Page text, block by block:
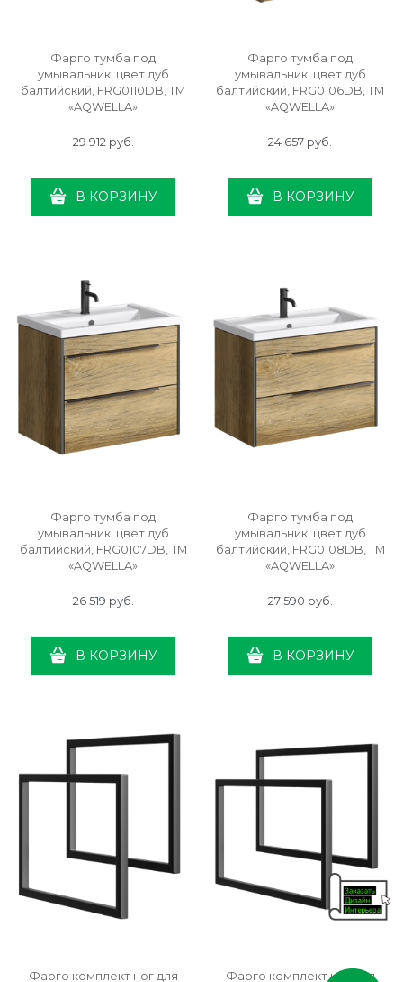
Фарго тумба под
умывальник, цвет дуб
балтийский, FRG0110DB, ТМ
«AQWELLA»
29 912 руб.
В КОРЗИНУ
Фарго тумба под
умывальник, цвет дуб
балтийский, FRG0106DB, ТМ
«AQWELLA»
24 657 руб.
В КОРЗИНУ
Фарго тумба под
умывальник, цвет дуб
балтийский, FRG0107DB, ТМ
«AQWELLA»
26 519 руб.
В КОРЗИНУ
Фарго тумба под
умывальник, цвет дуб
балтийский, FRG0108DB, ТМ
«AQWELLA»
27 590 руб.
В КОРЗИНУ
Фарго комплект ног для
Фарго комплект ног для